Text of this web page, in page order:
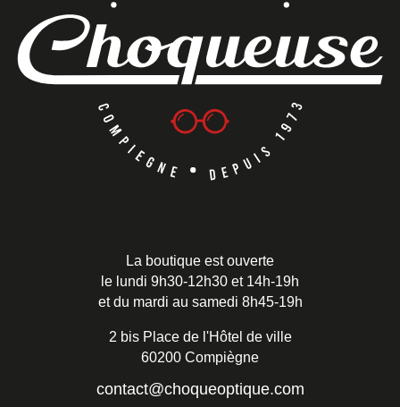
La boutique est ouverte
le lundi 9h30-12h30 et 14h-19h
et du mardi au samedi 8h45-19h
2 bis Place de l'Hôtel de ville
60200 Compiègne
contact@choqueoptique.com